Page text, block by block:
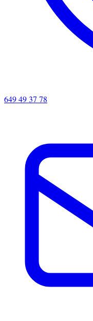
649 49 37 78